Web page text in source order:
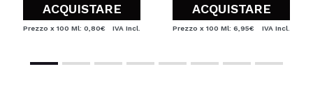
ACQUISTARE
Prezzo x 100 Ml: 0,80€ IVA Incl.
ACQUISTARE
Prezzo x 100 Ml: 6,95€ IVA Incl.